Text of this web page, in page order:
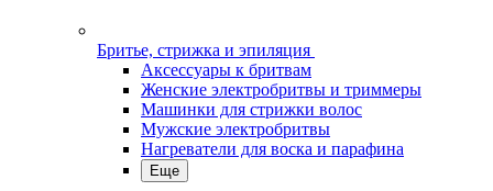
Бритье, стрижка и эпиляция
Аксессуары к бритвам
Женские электробритвы и триммеры
Машинки для стрижки волос
Мужские электробритвы
Нагреватели для воска и парафина
Еще